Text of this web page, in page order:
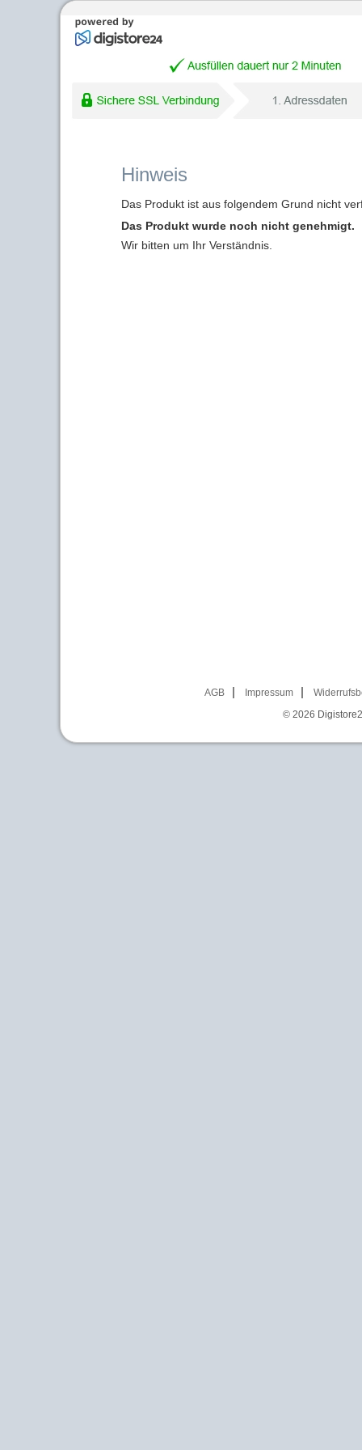
Hinweis
Das Produkt ist aus folgendem Grund nicht
Das Produkt wurde noch nicht genehmigt.
Wir bitten um Ihr Verständnis.
AGB Impressum
© 2026